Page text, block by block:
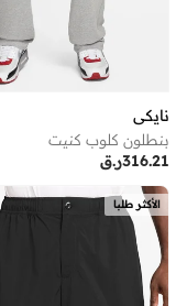
نايكي
بنطلون كلوب كنيت
ر.ق316.21
الأكثر طلبا